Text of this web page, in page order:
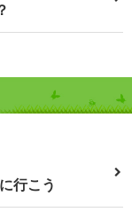
行こう